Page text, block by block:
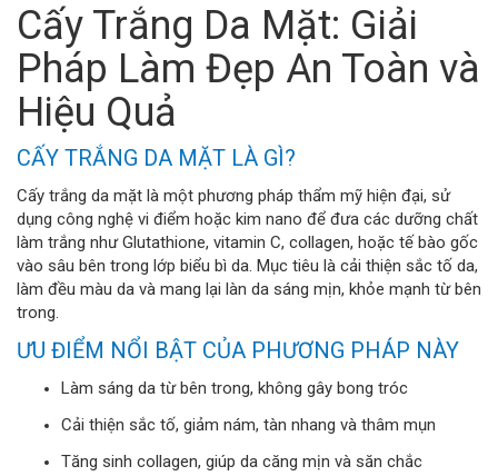
Cấy Trắng Da Mặt: Giải
Pháp Làm Đẹp An Toàn và
Hiệu Quả
CẤY TRẮNG DA MẶT LÀ GÌ?
Cấy trắng da mặt là một phương pháp thẩm mỹ hiện đại, sử
dụng công nghệ vi điểm hoặc kim nano để đưa các dưỡng chất
làm trắng như Glutathione, vitamin C, collagen, hoặc tế bào gốc
vào sâu bên trong lớp biểu bì da. Mục tiêu là cải thiện sắc tố da,
làm đều màu da và mang lại làn da sáng mịn, khỏe mạnh từ bên
trong.
ƯU ĐIỂM NỔI BẬT CỦA PHƯƠNG PHÁP NÀY
Làm sáng da từ bên trong, không gây bong tróc
Cải thiện sắc tố, giảm nám, tàn nhang và thâm mụn
Tăng sinh collagen, giúp da căng mịn và săn chắc